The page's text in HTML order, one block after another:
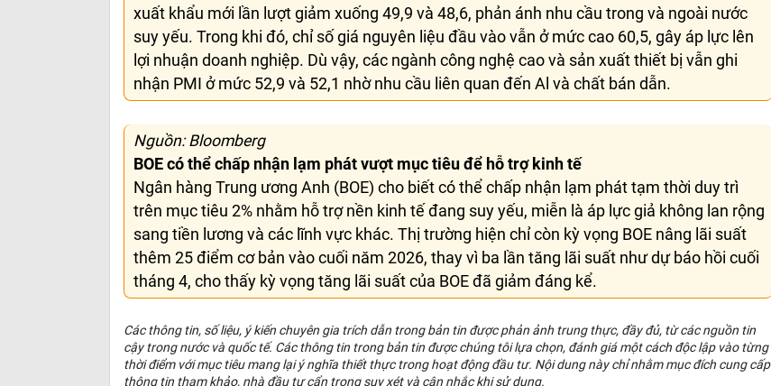
xuất khẩu mới lần lượt giảm xuống 49,9 và 48,6, phản ánh nhu cầu trong và ngoài nước
suy yếu. Trong khi đó, chỉ số giá nguyên liệu đầu vào vẫn ở mức cao 60,5, gây áp lực lên
lợi nhuận doanh nghiệp. Dù vậy, các ngành công nghệ cao và sản xuất thiết bị vẫn ghi
nhận PMI ở mức 52,9 và 52,1 nhờ nhu cầu liên quan đến Al và chất bán dẫn.
Nguồn: Bloomberg
BOE có thể chấp nhận lạm phát vượt mục tiêu để hỗ trợ kinh tế
Ngân hàng Trung ương Anh (BOE) cho biết có thể chấp nhận lạm phát tạm thời duy trì
trên mục tiêu 2% nhằm hỗ trợ nền kinh tế đang suy yếu, miễn là áp lực giả không lan rộng
sang tiền lương và các lĩnh vực khác. Thị trường hiện chỉ còn kỳ vọng BOE nâng lãi suất
thêm 25 điểm cơ bản vào cuối năm 2026, thay vì ba lần tăng lãi suất như dự báo hồi cuối
tháng 4, cho thấy kỳ vọng tăng lãi suất của BOE đã giảm đáng kể.
Các thông tin, số liệu, ý kiến chuyên gia trích dẫn trong bản tin được phản ảnh trung thực, đầy đủ, từ các nguồn tin
cậy trong nước và quốc tế. Các thông tin trong bản tin được chúng tôi lựa chọn, đánh giá một cách độc lập vào từng
thời điểm với mục tiêu mang lại ý nghĩa thiết thực trong hoạt động đầu tư. Nội dung này chỉ nhằm mục đích cung cấp
thông tin tham khảo, nhà đầu tư cẩn trọng suy xét và cân nhắc khi sử dụng.